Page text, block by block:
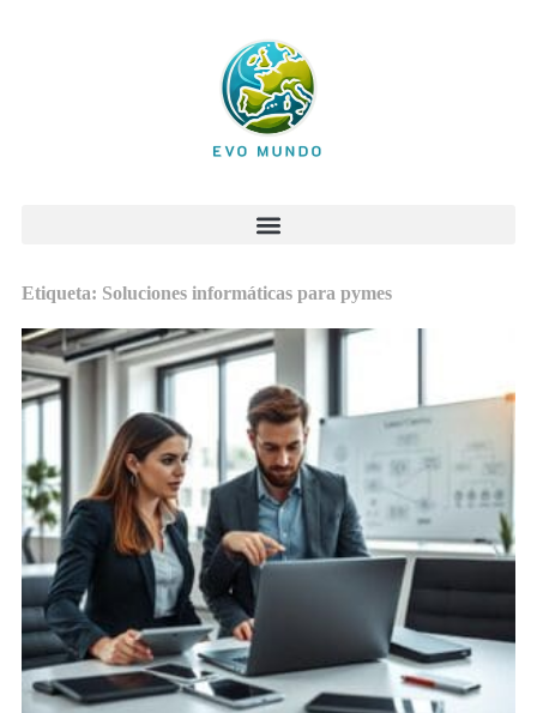
Etiqueta: Soluciones informáticas para pymes